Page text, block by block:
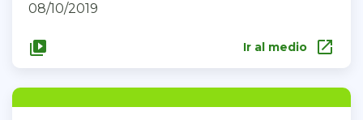
08/10/2019
video_library Ir al medio open_in_new